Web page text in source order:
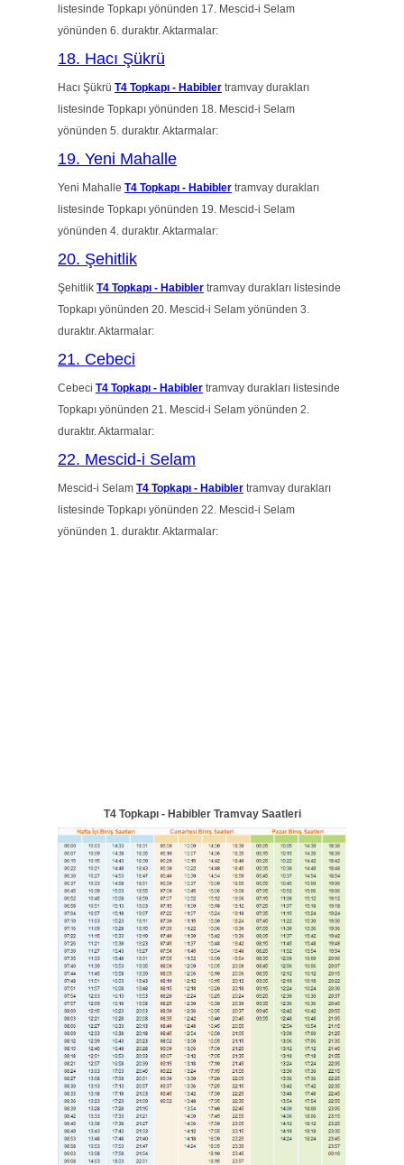
T4 Topkapı - Habibler Tramvay Saatleri
listesinde Topkapı yönünden 17. Mescid-i Selam
yönünden 6. duraktır. Aktarmalar:
18. Hacı Şükrü
Hacı Şükrü T4 Topkapı - Habibler tramvay durakları
listesinde Topkapı yönünden 18. Mescid-i Selam
yönünden 5. duraktır. Aktarmalar:
19. Yeni Mahalle
Yeni Mahalle T4 Topkapı - Habibler tramvay durakları
listesinde Topkapı yönünden 19. Mescid-i Selam
yönünden 4. duraktır. Aktarmalar:
20. Şehitlik
Şehitlik T4 Topkapı - Habibler tramvay durakları listesinde
Topkapı yönünden 20. Mescid-i Selam yönünden 3.
duraktır. Aktarmalar:
21. Cebeci
Cebeci T4 Topkapı - Habibler tramvay durakları listesinde
Topkapı yönünden 21. Mescid-i Selam yönünden 2.
duraktır. Aktarmalar:
22. Mescid-i Selam
Mescid-i Selam T4 Topkapı - Habibler tramvay durakları
listesinde Topkapı yönünden 22. Mescid-i Selam
yönünden 1. duraktır. Aktarmalar: